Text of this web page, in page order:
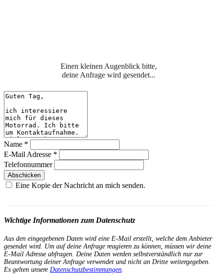
Einen kleinen Augenblick bitte,
deine Anfrage wird gesendet...
Name *
E-Mail Adresse *
Telefonnummer
Abschicken
Eine Kopie der Nachricht an mich senden.
Wichtige Informationen zum Datenschutz
Aus den eingegebenen Daten wird eine E-Mail erstellt, welche dem Anbieter
gesendet wird. Um auf deine Anfrage reagieren zu können, müssen wir deine
E-Mail Adresse abfragen. Deine Daten werden selbstverständlich nur zur
Beantwortung deiner Anfrage verwendet und nicht an Dritte weitergegeben.
Es gelten unsere Datenschutzbestimmungen.